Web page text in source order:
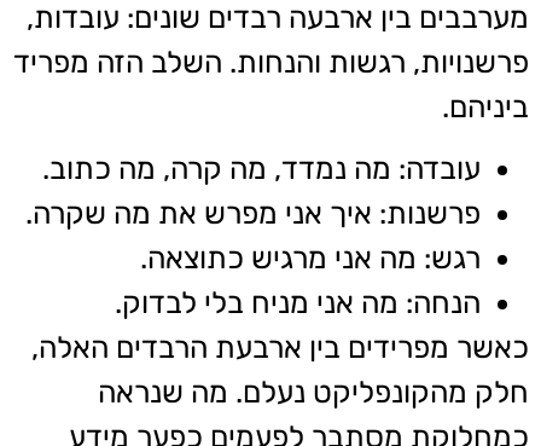
מערבבים בין ארבעה רבדים שונים: עובדות,
פרשנויות, רגשות והנחות. השלב הזה מפריד
ביניהם.
עובדה: מה נמדד, מה קרה, מה כתוב.
פרשנות: איך אני מפרש את מה שקרה.
רגש: מה אני מרגיש כתוצאה.
הנחה: מה אני מניח בלי לבדוק.
כאשר מפרידים בין ארבעת הרבדים האלה,
חלק מהקונפליקט נעלם. מה שנראה
כמחלוקת מסתבר לפעמים כפער מידע